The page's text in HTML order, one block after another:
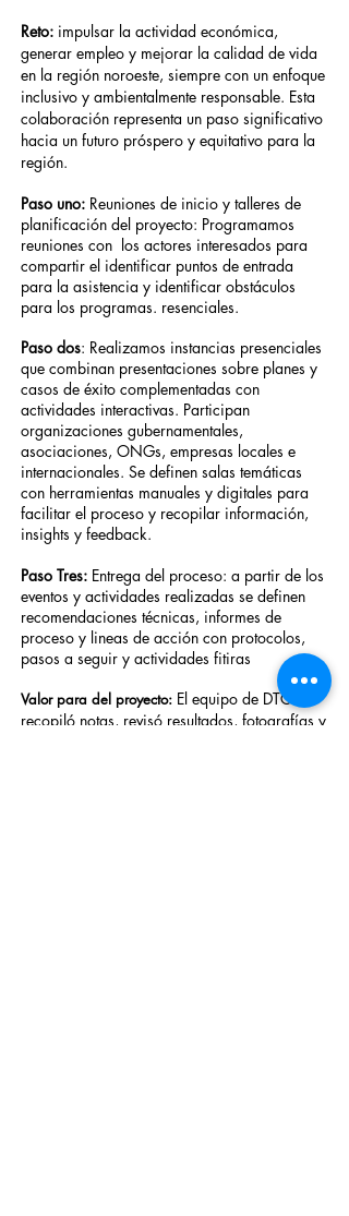
Reto: impulsar la actividad económica,
generar empleo y mejorar la calidad de vida
en la región noroeste, siempre con un enfoque
inclusivo y ambientalmente responsable. Esta
colaboración representa un paso significativo
hacia un futuro próspero y equitativo para la
región.
Paso uno: Reuniones de inicio y talleres de
planificación del proyecto: Programamos
reuniones con los actores interesados para
compartir el identificar puntos de entrada
para la asistencia y identificar obstáculos
para los programas. resenciales.
Paso dos: Realizamos instancias presenciales
que combinan presentaciones sobre planes y
casos de éxito complementadas con
actividades interactivas. Participan
organizaciones gubernamentales,
asociaciones, ONGs, empresas locales e
internacionales. Se definen salas temáticas
con herramientas manuales y digitales para
facilitar el proceso y recopilar información,
insights y feedback.
Paso Tres: Entrega del proceso: a partir de los
eventos y actividades realizadas se definen
recomendaciones técnicas, informes de
proceso y lineas de acción con protocolos,
pasos a seguir y actividades fitiras
Valor para del proyecto: El equipo de DTG
recopiló notas, revisó resultados, fotografías y